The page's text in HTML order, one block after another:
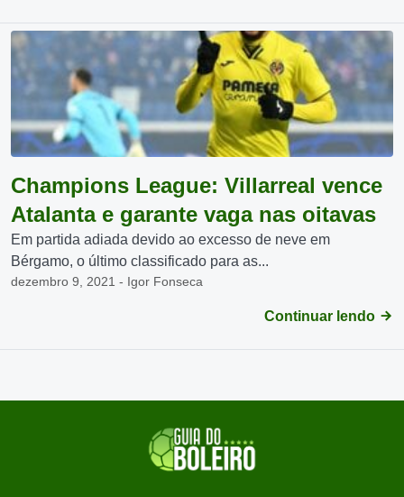
Champions League: Villarreal vence
Atalanta e garante vaga nas oitavas
Em partida adiada devido ao excesso de neve em
Bérgamo, o último classificado para as...
dezembro 9, 2021 - Igor Fonseca
Continuar lendo